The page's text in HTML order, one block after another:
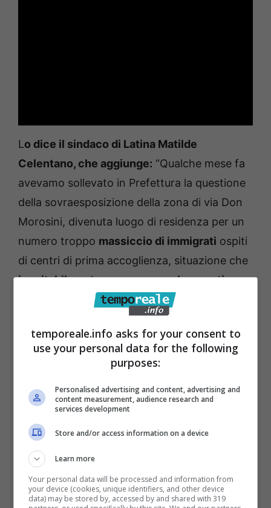
Lo dice il sindaco di Latina Matilde
Celentano, che aggiunge: “Qualche mese fa
avevamo sollevato in Prefettura la questione
della sovraesposizione della zona di via Don
Morosini, divenuta luogo di residenza per un
numero troppo massiccio di immigrati ospiti
di centri di prima accoglienza, situazione che
inevitabilmente genera assembramenti
notturni spesso fonte di litigi che sfociano in
, e adesso anche in minacce vere e
proprie con l’utilizzo di armi. Una situazione
esplosiva che non possiamo più tollerare. In
non vogliono saperne di essere ospitati nei
dormitori pubblici e stazionano giorno e notte
sulle panchine, impedendo la fruizione degli
spazi verdi del quartiere. C
massima collaborazione, anche di idee, da
parte dei vertici delle forze dell’ordine, che
temporeale.info asks for your consent to
use your personal data for the following
purposes:
Personalised advertising and content, advertising and
content measurement, audience research and
services development
Store and/or access information on a device
Learn more
Your personal data will be processed and information from
your device (cookies, unique identifiers, and other device
data) may be stored by, accessed by and shared with 319